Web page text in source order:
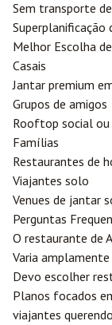
Sem transporte
Superplanificação
Melhor Escolha
Casais
Jantar premium
Grupos de amigos
Rooftop social
Famílias
Restaurantes de
Viajantes solo
Venues de jantar
Perguntas
O restaurante de
Varia
Devo escolher
Planos focados
viajantes